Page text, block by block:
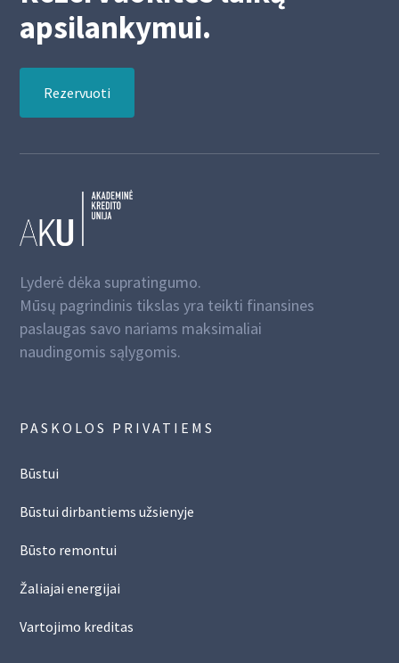
apsilankymui.
Rezervuoti
Lyderė dėka supratingumo.
Mūsų pagrindinis tikslas yra teikti finansines
paslaugas savo nariams maksimaliai
naudingomis sąlygomis.
PASKOLOS PRIVATIEMS
Būstui
Būstui dirbantiems užsienyje
Būsto remontui
Žaliajai energijai
Vartojimo kreditas